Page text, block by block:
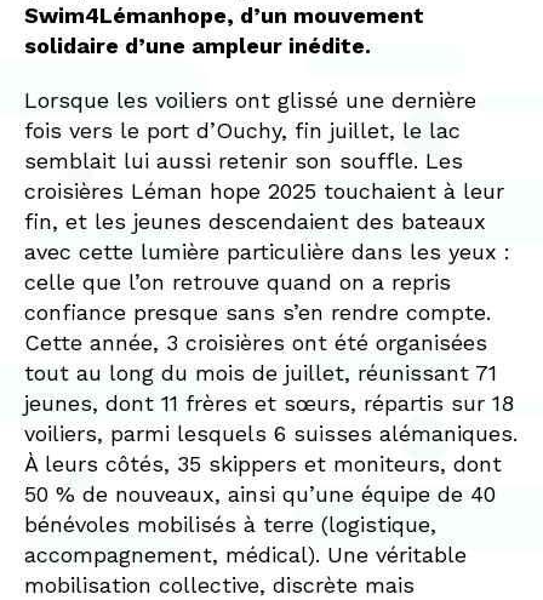
Swim4Lémanhope, d’un mouvement
solidaire d’une ampleur inédite.
Lorsque les voiliers ont glissé une dernière
fois vers le port d’Ouchy, fin juillet, le lac
semblait lui aussi retenir son souffle. Les
croisières Léman hope 2025 touchaient à leur
fin, et les jeunes descendaient des bateaux
avec cette lumière particulière dans les yeux :
celle que l’on retrouve quand on a repris
confiance presque sans s’en rendre compte.
Cette année, 3 croisières ont été organisées
tout au long du mois de juillet, réunissant 71
jeunes, dont 11 frères et sœurs, répartis sur 18
voiliers, parmi lesquels 6 suisses alémaniques.
À leurs côtés, 35 skippers et moniteurs, dont
50 % de nouveaux, ainsi qu’une équipe de 40
bénévoles mobilisés à terre (logistique,
accompagnement, médical). Une véritable
mobilisation collective, discrète mais